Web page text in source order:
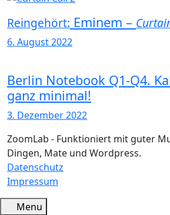
Reingehört: Eminem –
6. August 2022
Berlin Notebook Q1-Q4.
ganz minimal!
3. Dezember 2022
ZoomLab - Funktioniert mit guter
Dingen, Mate und Wordpress.
Datenschutz
Impressum
Menu